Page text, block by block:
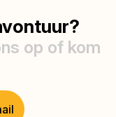
op of kom